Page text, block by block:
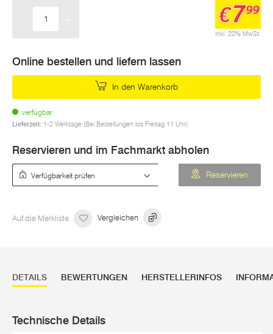
inkl. 20% MwSt.
€799
Online bestellen und liefern lassen
In den Warenkorb
verfügbar
Lieferzeit: 1-2 Werktage (Bei Bestellungen bis Freitag 11 Uhr)
Reservieren und im Fachmarkt abholen
Reservieren
Auf die Merkliste Vergleichen
DETAILS BEWERTUNGEN HERSTELLERINFOS
Technische Details